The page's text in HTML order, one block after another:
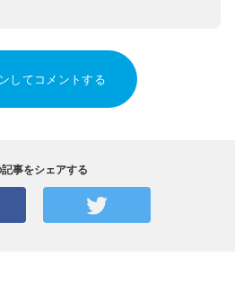
してコメントする
記事をシェアする